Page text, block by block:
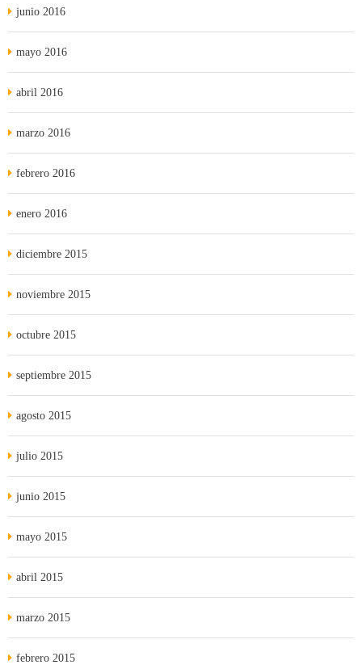
junio 2016
mayo 2016
abril 2016
marzo 2016
febrero 2016
enero 2016
diciembre 2015
noviembre 2015
octubre 2015
septiembre 2015
agosto 2015
julio 2015
junio 2015
mayo 2015
abril 2015
marzo 2015
febrero 2015